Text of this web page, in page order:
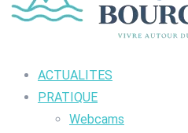
ACTUALITES
PRATIQUE
Webcams